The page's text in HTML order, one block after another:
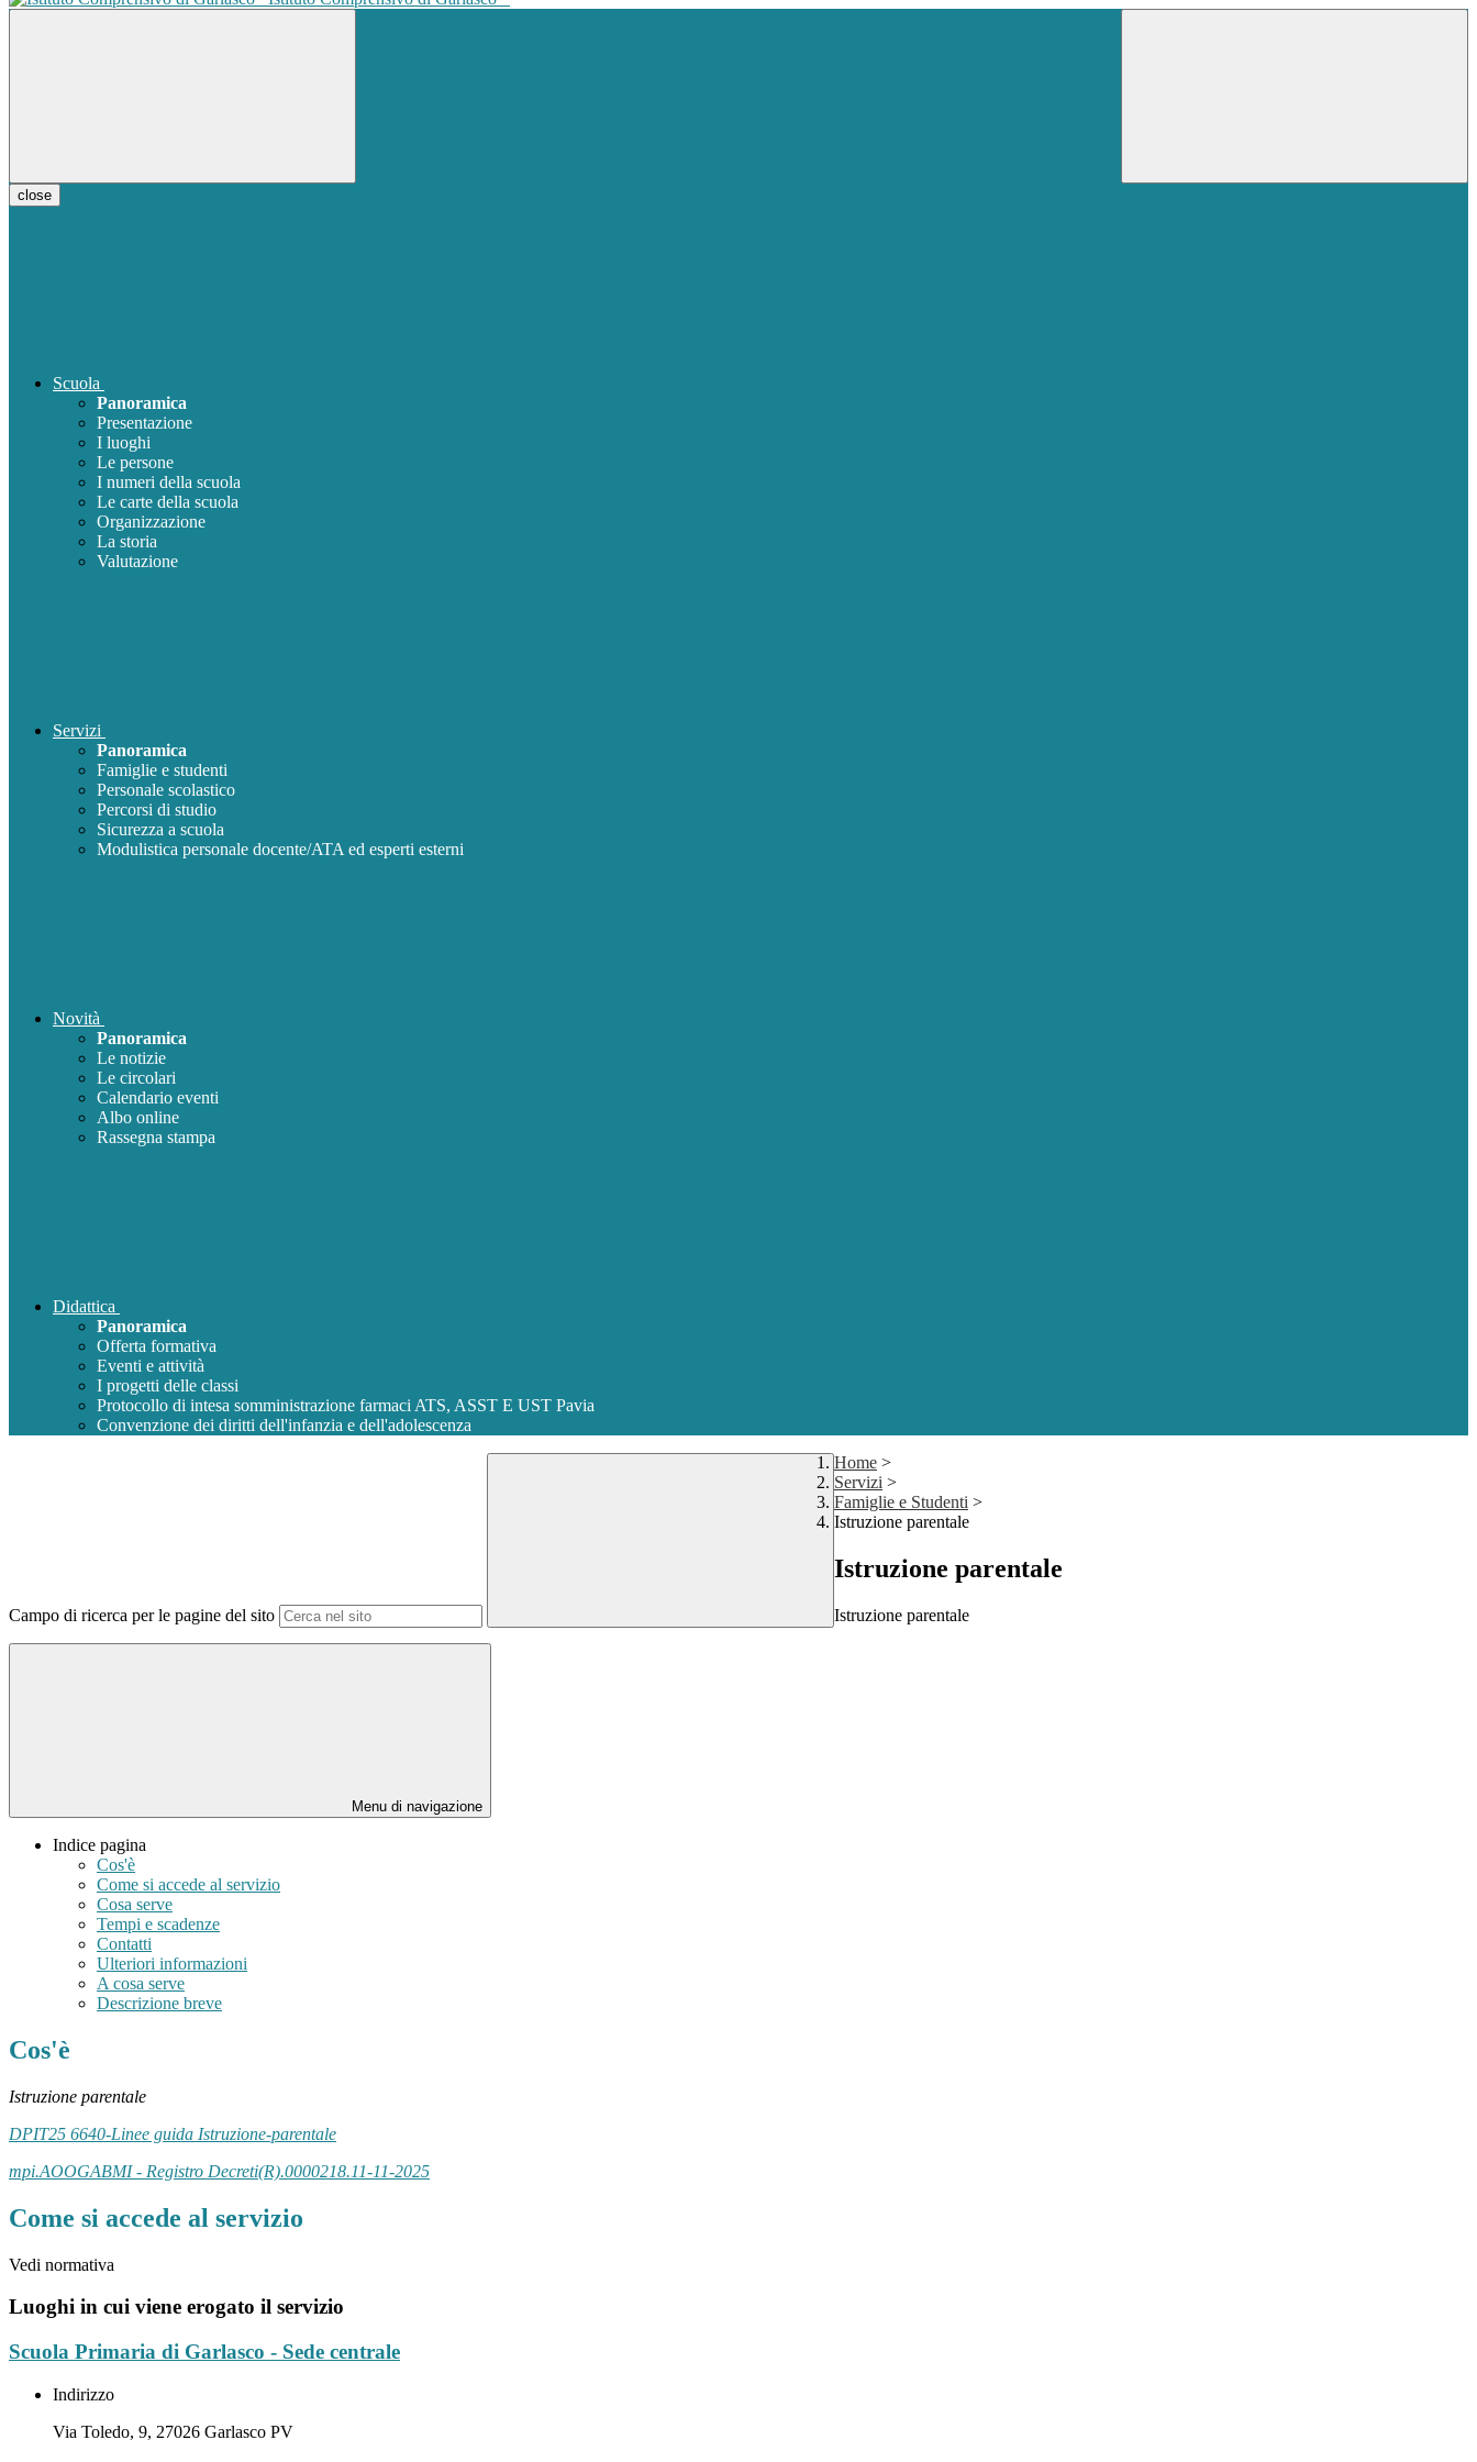
close
Scuola
Panoramica
Presentazione
I luoghi
Le persone
I numeri della scuola
Le carte della scuola
Organizzazione
La storia
Valutazione
Servizi
Panoramica
Famiglie e studenti
Personale scolastico
Percorsi di studio
Sicurezza a scuola
Modulistica personale docente/ATA ed esperti esterni
Novità
Panoramica
Le notizie
Le circolari
Calendario eventi
Albo online
Rassegna stampa
Didattica
Panoramica
Offerta formativa
Eventi e attività
I progetti delle classi
Protocollo di intesa somministrazione farmaci ATS, ASST E UST Pavia
Convenzione dei diritti dell'infanzia e dell'adolescenza
Campo di ricerca per le pagine del sito
Home >
Servizi >
Famiglie e Studenti >
Istruzione parentale
Istruzione parentale
Istruzione parentale
Menu di navigazione
Indice pagina
Cos'è
Come si accede al servizio
Cosa serve
Tempi e scadenze
Contatti
Ulteriori informazioni
A cosa serve
Descrizione breve
Cos'è
Istruzione parentale
DPIT25 6640-Linee guida Istruzione-parentale
mpi.AOOGABMI - Registro Decreti(R).0000218.11-11-2025
Come si accede al servizio
Vedi normativa
Luoghi in cui viene erogato il servizio
Scuola Primaria di Garlasco - Sede centrale
Indirizzo
Via Toledo, 9, 27026 Garlasco PV